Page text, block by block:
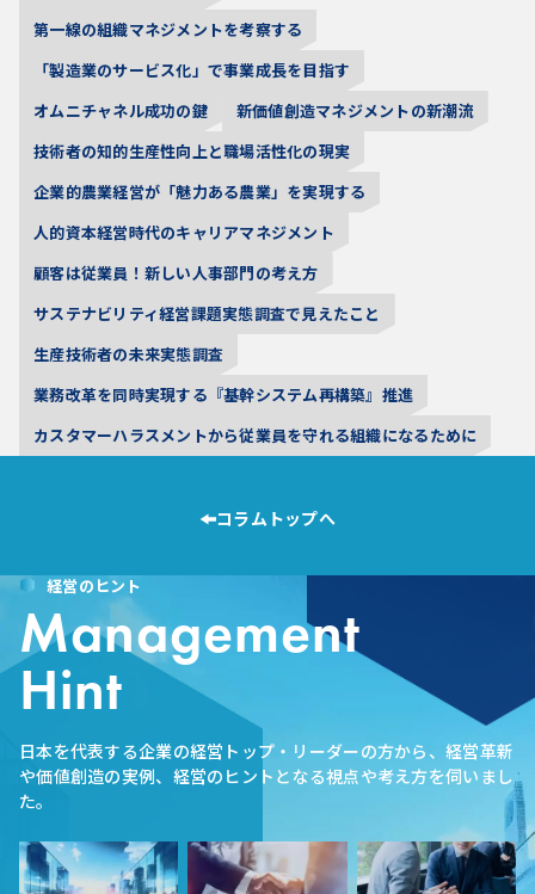
第一線の組織マネジメントを考察する
「製造業のサービス化」で事業成長を目指す
オムニチャネル成功の鍵
新価値創造マネジメントの新潮流
技術者の知的生産性向上と職場活性化の現実
企業的農業経営が「魅力ある農業」を実現する
人的資本経営時代のキャリアマネジメント
顧客は従業員！新しい人事部門の考え方
サステナビリティ経営課題実態調査で見えたこと
生産技術者の未来実態調査
業務改革を同時実現する『基幹システム再構築』推進
カスタマーハラスメントから従業員を守れる組織になるために
コラムトップへ
経営のヒント
Management
Hint
日本を代表する企業の経営トップ・リーダーの方から、経営革新
や価値創造の実例、経営のヒントとなる視点や考え方を伺いまし
た。